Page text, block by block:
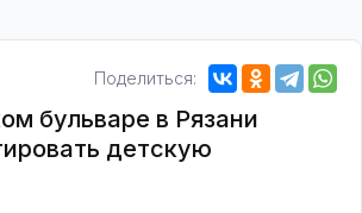
Поделиться:
бульваре в Рязани
детскую